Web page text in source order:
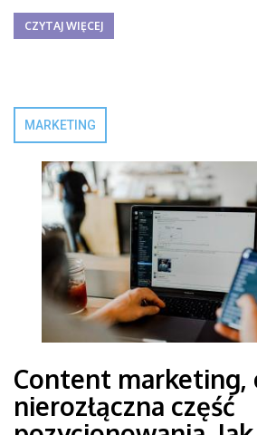
CZYTAJ WIĘCEJ
MARKETING
Content marketing,
nierozłączna część